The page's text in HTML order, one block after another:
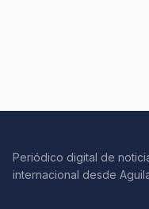
Periódico digital de
internacional desde